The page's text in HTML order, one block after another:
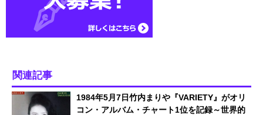
関連記事
1984年5月7日竹内まりや『VARIETY』がオリ
コン・アルバム・チャート1位を記録～世界的